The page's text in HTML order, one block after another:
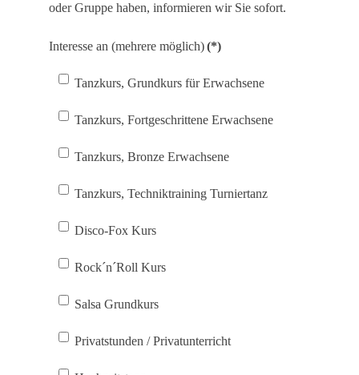
oder Gruppe haben, informieren wir Sie sofort.
Interesse an (mehrere möglich)(*)
Tanzkurs, Grundkurs für Erwachsene
Tanzkurs, Fortgeschrittene Erwachsene
Tanzkurs, Bronze Erwachsene
Tanzkurs, Techniktraining Turniertanz
Disco-Fox Kurs
Rock´n´Roll Kurs
Salsa Grundkurs
Privatstunden / Privatunterricht